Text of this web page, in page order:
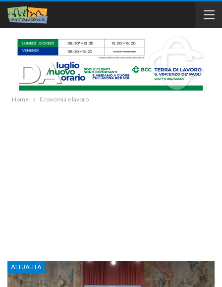
Home Economia e lavoro
ATTUALITÀ